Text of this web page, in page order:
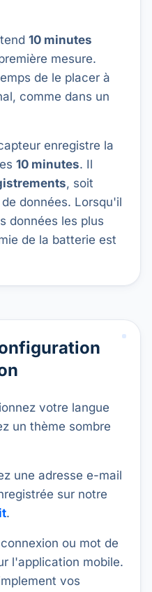
10 minutes
mesure.
de le placer à
comme dans un
enregistre la
10 minutes. Il
, soit
de données. Lorsqu'il
données les plus
de la batterie est
votre langue
un thème sombre
une adresse e-mail
sur notre
.
ou mot de
l'application mobile.
vos